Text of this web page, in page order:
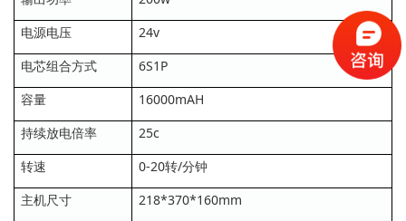
电源电压
24v
电芯组合方式
6S1P
容量
16000mAH
持续放电倍率
25c
转速
0-20转/分钟
主机尺寸
218*370*160mm